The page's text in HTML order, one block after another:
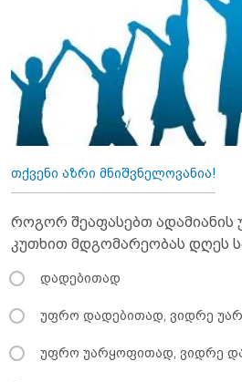
თქვენი აზრი მნიშვნელოვანია!
როგორ შეაფასებთ ადამიანის
კუთხით მდგომარეობას დღეს
დადებითად
უფრო დადებითად, ვიდრე
უფრო უარყოფითად, ვიდრე